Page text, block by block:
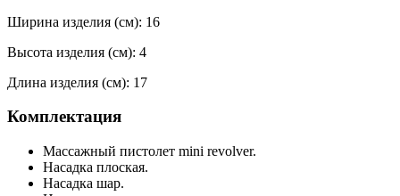
Ширина изделия (см): 16
Высота изделия (см): 4
Длина изделия (см): 17
Комплектация
Массажный пистолет mini revolver.
Насадка плоская.
Насадка шар.